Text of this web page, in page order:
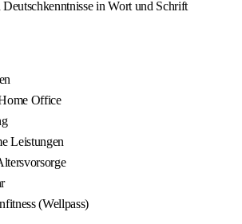
in Wort und Schrift
Office
Leistungen
(Wellpass)